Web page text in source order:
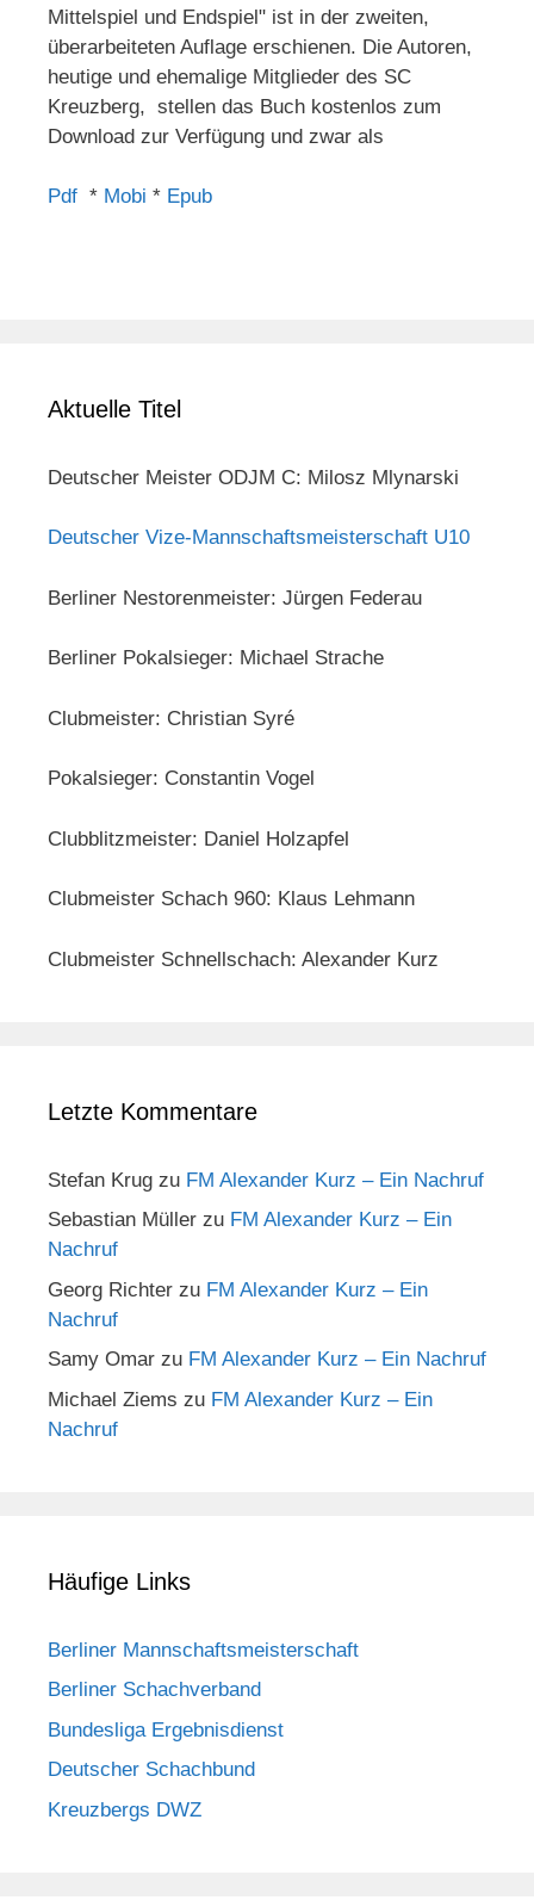
Mittelspiel und Endspiel" ist in der zweiten,
überarbeiteten Auflage erschienen. Die Autoren,
heutige und ehemalige Mitglieder des SC
Kreuzberg, stellen das Buch kostenlos zum
Download zur Verfügung und zwar als
Pdf * Mobi * Epub
Aktuelle Titel
Deutscher Meister ODJM C: Milosz Mlynarski
Deutscher Vize-Mannschaftsmeisterschaft U10
Berliner Nestorenmeister: Jürgen Federau
Berliner Pokalsieger: Michael Strache
Clubmeister: Christian Syré
Pokalsieger: Constantin Vogel
Clubblitzmeister: Daniel Holzapfel
Clubmeister Schach 960: Klaus Lehmann
Clubmeister Schnellschach: Alexander Kurz
Letzte Kommentare
Stefan Krug zu FM Alexander Kurz – Ein Nachruf
Sebastian Müller zu FM Alexander Kurz – Ein
Nachruf
Georg Richter zu FM Alexander Kurz – Ein
Nachruf
Samy Omar zu FM Alexander Kurz – Ein Nachruf
Michael Ziems zu FM Alexander Kurz – Ein
Nachruf
Häufige Links
Berliner Mannschaftsmeisterschaft
Berliner Schachverband
Bundesliga Ergebnisdienst
Deutscher Schachbund
Kreuzbergs DWZ